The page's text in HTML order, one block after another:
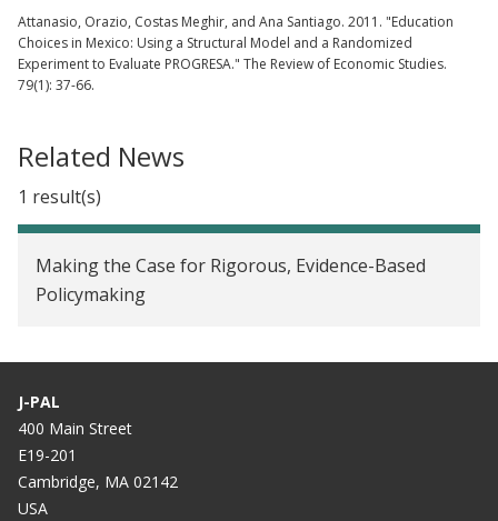
Attanasio, Orazio, Costas Meghir, and Ana Santiago. 2011. "Education
Choices in Mexico: Using a Structural Model and a Randomized
Experiment to Evaluate PROGRESA." The Review of Economic Studies.
79(1): 37-66.
Related News
1 result(s)
Making the Case for Rigorous, Evidence-Based
Policymaking
J-PAL
400 Main Street
E19-201
Cambridge, MA 02142
USA